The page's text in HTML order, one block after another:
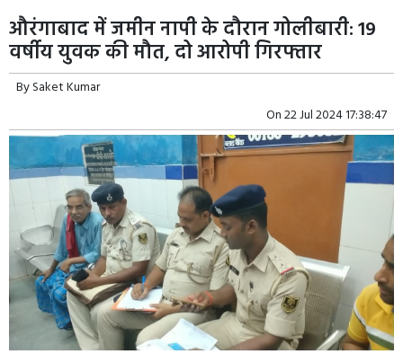
औरंगाबाद में जमीन नापी के दौरान गोलीबारी: 19
वर्षीय युवक की मौत, दो आरोपी गिरफ्तार
BySaket Kumar
On22 Jul 2024 17:38:47